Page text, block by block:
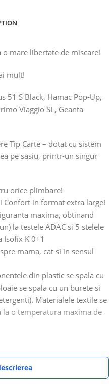
mare libertate de miscare!
mult!
51 S Black, Hamac Pop-Up,
Viaggio SL, Geanta
Tip Carte – dotat cu sistem
pe sasiu, printr-un singur
orice plimbare!
Confort in format extra large!
maxima, obtinand
la testele ADAC si 5 stelele
Isofix K 0+1
mama, cat si in sensul
din plastic se spala cu
se spala cu un burete si
Materialele textile se
la o temperatura maxima de